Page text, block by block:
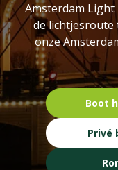
Amsterdam Light
de lichtjesroute
onze
Boot
Privé